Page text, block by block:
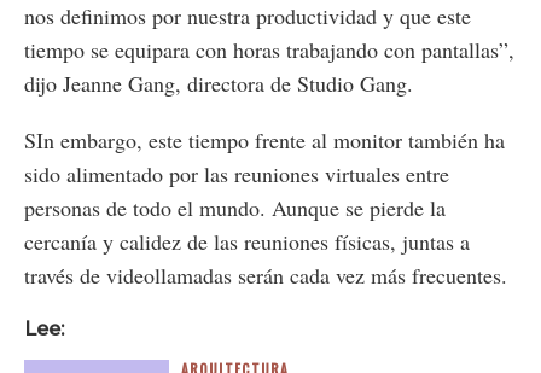
nos definimos por nuestra productividad y que este
tiempo se equipara con horas trabajando con pantallas”,
dijo Jeanne Gang, directora de Studio Gang.
SIn embargo, este tiempo frente al monitor también ha
sido alimentado por las reuniones virtuales entre
personas de todo el mundo. Aunque se pierde la
cercanía y calidez de las reuniones físicas, juntas a
través de videollamadas serán cada vez más frecuentes.
Lee: